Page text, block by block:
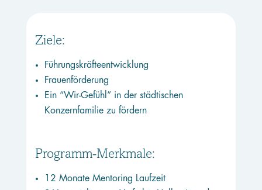
Ziele:
Führungskräfteentwicklung
Frauenförderung
Ein “Wir-Gefühl” in der städtischen
Konzernfamilie zu fördern
Programm-Merkmale:
12 Monate Mentoring Laufzeit